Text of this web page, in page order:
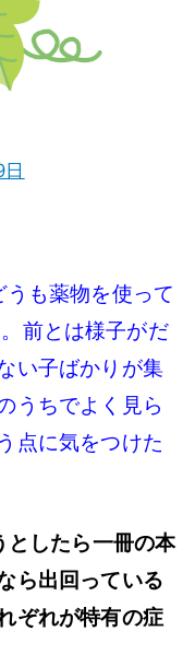
うも薬物を使って
前とは様子がだ
い子ばかりが集
うちでよく見ら
点に気をつけた
したら一冊の本
ら出回っている
ぞれが特有の症